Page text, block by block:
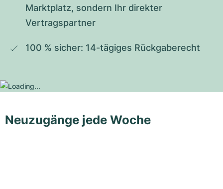
Marktplatz, sondern Ihr direkter
Vertragspartner
100 % sicher: 14-tägiges Rückgaberecht
Neuzugänge jede Woche